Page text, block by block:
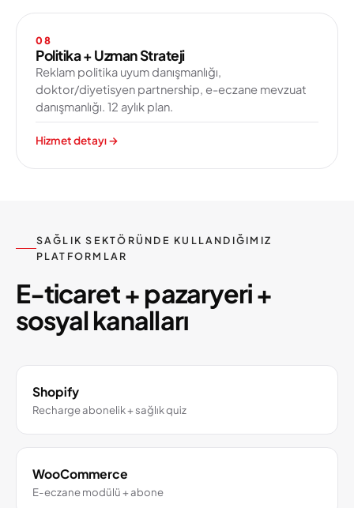
08
Politika + Uzman Strateji
Reklam politika uyum danışmanlığı,
doktor/diyetisyen partnership, e-eczane mevzuat
danışmanlığı. 12 aylık plan.
Hizmet detayı→
SAĞLIK SEKTÖRÜNDE KULLANDIĞIMIZ
PLATFORMLAR
E-ticaret + pazaryeri +
sosyal kanalları
Shopify
Recharge abonelik + sağlık quiz
WooCommerce
E-eczane modülü + abone